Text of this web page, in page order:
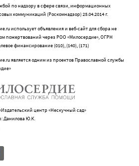
по надзору в сфере связи, информационных
коммуникаций (Роскомнадзор) 25.04.2014 г.
использует объявления и веб-сайт для сбора не
пожертвований через РОО «Милосердие», ОГРН
финансирование (010), (140), (171)
является одним из проектов Православной службы
центр «Нескучный сад»
Данилова Ю.К.